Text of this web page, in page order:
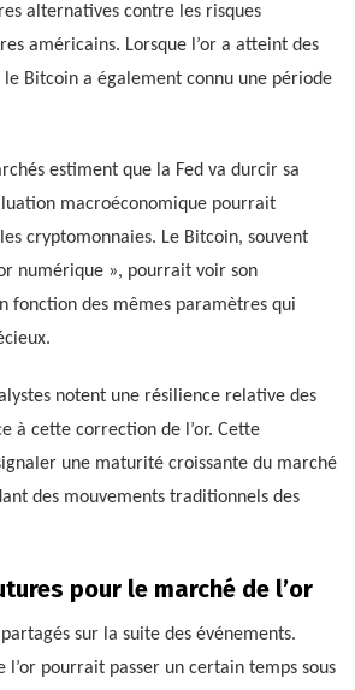
alternatives contre les risques
américains. Lorsque l’or a atteint des
Bitcoin a également connu une période
estiment que la Fed va durcir sa
macroéconomique pourrait
cryptomonnaies. Le Bitcoin, souvent
numérique », pourrait voir son
fonction des mêmes paramètres qui
notent une résilience relative des
à cette correction de l’or. Cette
une maturité croissante du marché
des mouvements traditionnels des
pour le marché de l’or
sur la suite des événements.
l’or pourrait passer un certain temps sous